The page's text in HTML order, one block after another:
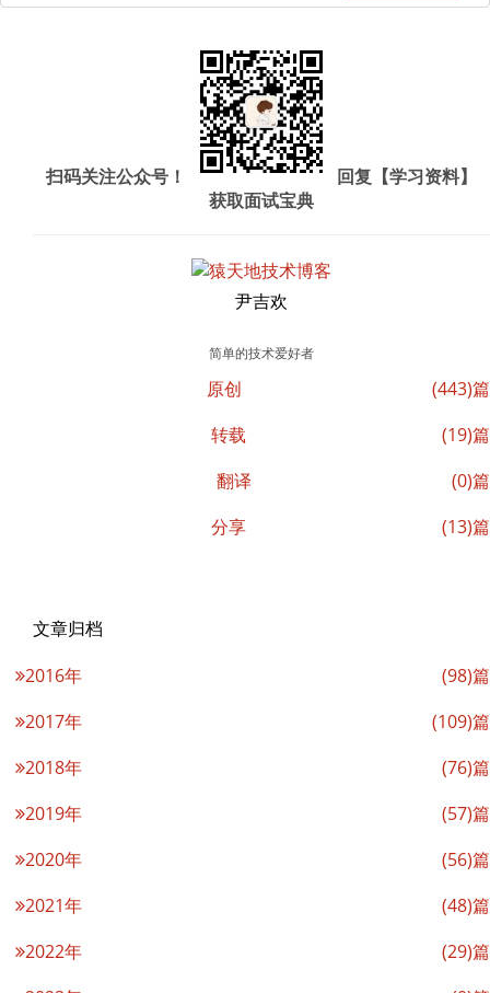
扫码关注公众号！
回复【学习资料】
获取面试宝典
尹吉欢
简单的技术爱好者
原创
(443)篇
转载
(19)篇
翻译
(0)篇
分享
(13)篇
文章归档
2016年
(98)篇
2017年
(109)篇
2018年
(76)篇
2019年
(57)篇
2020年
(56)篇
2021年
(48)篇
2022年
(29)篇